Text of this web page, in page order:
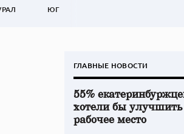
ЮГ
ГЛАВНЫЕ НОВОСТИ
55%
хотели бы улучшить
рабочее место